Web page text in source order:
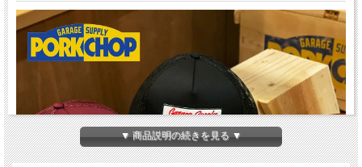
▼ 商品説明の続きを見る ▼